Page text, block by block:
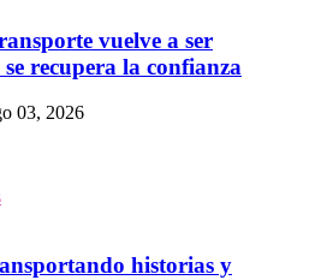
vuelve a ser
recupera la confianza
03, 2026
historias y